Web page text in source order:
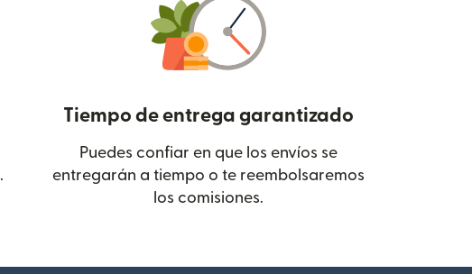
(se abre en una ventana nueva)
.
Tiempo de entrega garantizado
Puedes confiar en que los envíos se
entregarán a tiempo o te reembolsaremos
los comisiones.